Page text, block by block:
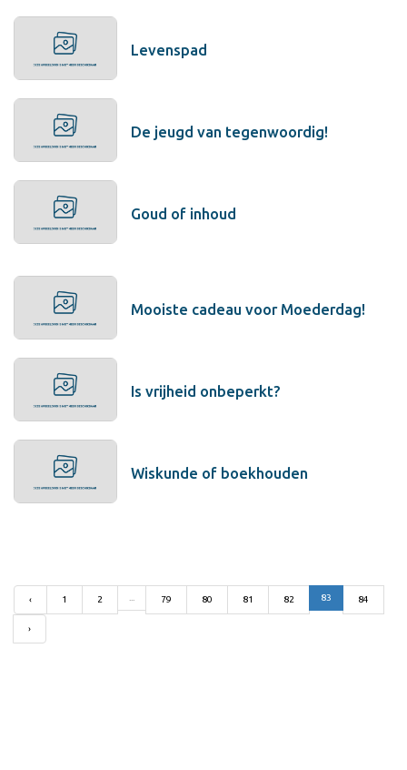
Levenspad
De jeugd van tegenwoordig!
Goud of inhoud
Mooiste cadeau voor Moederdag!
Is vrijheid onbeperkt?
Wiskunde of boekhouden
‹ 1 2 79 80 81 82 83 84
›